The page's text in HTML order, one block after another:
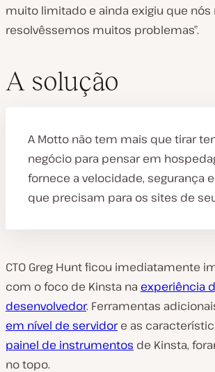
muito limitado e ainda exigiu que
resolvêssemos muitos problemas”.
A solução
A Motto não tem mais que tirar
negócio para pensar em
fornece a velocidade, segurança
que precisam para os sites de
CTO Greg Hunt ficou imediatamente
com o foco de Kinsta na experiência
desenvolvedor. Ferramentas
em nível de servidore as
painel de instrumentos de Kinsta,
no topo.